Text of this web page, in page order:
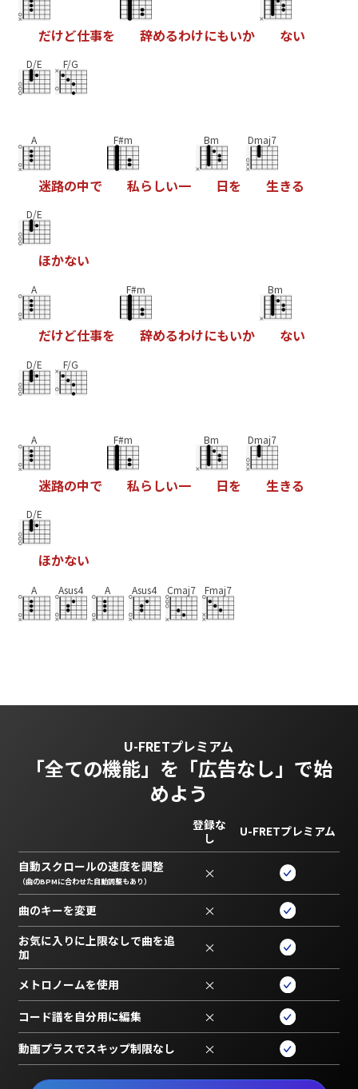
だけど仕事を 辞めるわけにもいか ない
D/E F/G
A
迷路の中で
F#m
私ら しい一
Bm
日を
Dmaj7
生きる
D/E
ほかない
A
だけど仕事を
F#m
辞めるわけにもいか
Bm
ない
D/E F/G
A
迷路の中で
F#m
私ら しい一
Bm
日を
Dmaj7
生きる
D/E
ほかない
A Asus4 A Asus4 Cmaj7 Fmaj7
U-FRETプレミアム
「全ての機能」を 「広告なし」で始
めよう
登録な
し
U-FRETプレミアム
自動スクロールの速度を調整
（曲のBPMに合わせた自動調整もあり） ×
曲のキーを変更 ×
お気に入りに上限なしで曲を追
加
×
メトロノームを使用 ×
コード譜を自分用に編集 ×
動画プラスでスキップ制限なし ×